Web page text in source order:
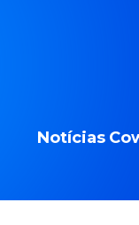
Notícias